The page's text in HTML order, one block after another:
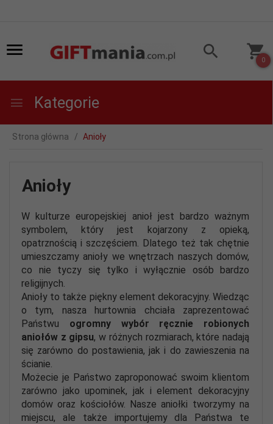
0
Kategorie
Strona główna Anioły
Anioły
W kulturze europejskiej anioł jest bardzo ważnym
symbolem, który jest kojarzony z opieką,
opatrznością i szczęściem. Dlatego też tak chętnie
umieszczamy anioły we wnętrzach naszych domów,
co nie tyczy się tylko i wyłącznie osób bardzo
religijnych.
Anioły to także piękny element dekoracyjny. Wiedząc
o tym, nasza hurtownia chciała zaprezentować
Państwu ogromny wybór ręcznie robionych
aniołów z gipsu, w różnych rozmiarach, które nadają
się zarówno do postawienia, jak i do zawieszenia na
ścianie.
Możecie je Państwo zaproponować swoim klientom
zarówno jako upominek, jak i element dekoracyjny
domów oraz kościołów. Nasze aniołki tworzymy na
miejscu, ale także importujemy dla Państwa te